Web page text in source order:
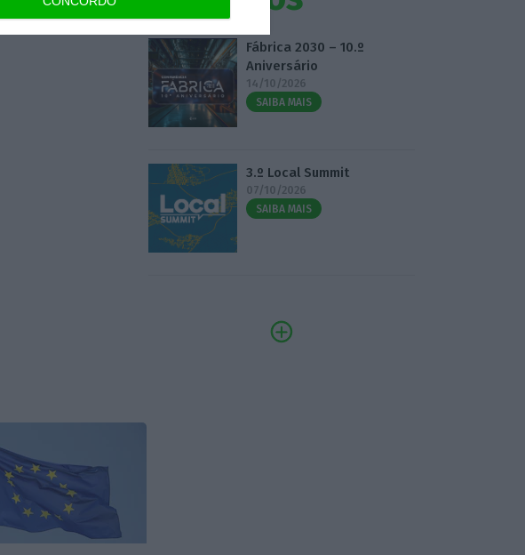
Fábrica 2030 – 10.º
Aniversário
14/10/2026
SAIBA MAIS
3.º Local Summit
07/10/2026
SAIBA MAIS